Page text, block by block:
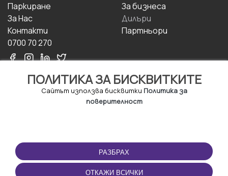
ПОЛИТИКА ЗА БИСКВИТКИТЕ
Сайтът използва бисквитки Политика за
поверителност
РАЗБРАХ
ОТКАЖИ ВСИЧКИ
Паркиране
За Hас
Контакти
0700 70 270
За бизнесa
Дилъри
Партньори
ПОЛЗВАНЕ
Правила и условия за
ползване
ПРИЛОЖЕНИЕТО